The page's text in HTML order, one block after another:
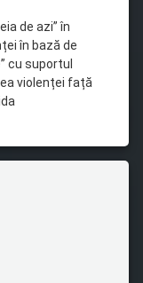
de azi” în
în bază de
cu suportul
violenței față